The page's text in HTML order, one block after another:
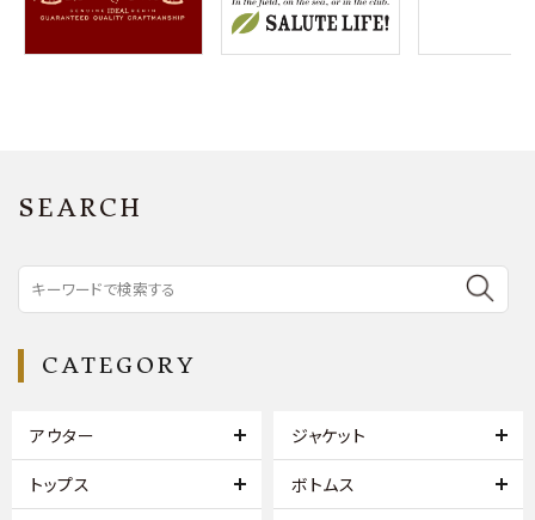
SEARCH
CATEGORY
アウター ジャケット
トップス ボトムス